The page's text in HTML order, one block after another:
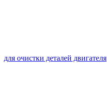
для очистки деталей двигателя